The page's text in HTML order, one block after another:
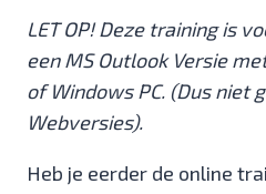
LET OP! Deze training is
een MS Outlook Versie
of Windows PC. (Dus niet
Webversies).
Heb je eerder de online